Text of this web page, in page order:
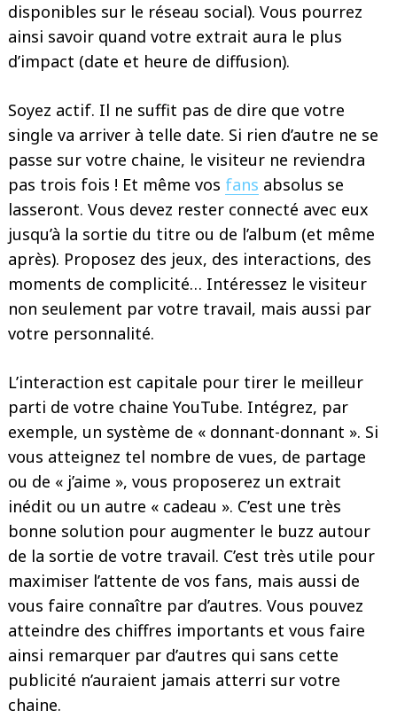
disponibles sur le réseau social). Vous pourrez
ainsi savoir quand votre extrait aura le plus
d’impact (date et heure de diffusion).
Soyez actif. Il ne suffit pas de dire que votre
single va arriver à telle date. Si rien d’autre ne se
passe sur votre chaine, le visiteur ne reviendra
pas trois fois ! Et même vos fans absolus se
lasseront. Vous devez rester connecté avec eux
jusqu’à la sortie du titre ou de l’album (et même
après). Proposez des jeux, des interactions, des
moments de complicité… Intéressez le visiteur
non seulement par votre travail, mais aussi par
votre personnalité.
L’interaction est capitale pour tirer le meilleur
parti de votre chaine YouTube. Intégrez, par
exemple, un système de « donnant-donnant ». Si
vous atteignez tel nombre de vues, de partage
ou de « j’aime », vous proposerez un extrait
inédit ou un autre « cadeau ». C’est une très
bonne solution pour augmenter le buzz autour
de la sortie de votre travail. C’est très utile pour
maximiser l’attente de vos fans, mais aussi de
vous faire connaître par d’autres. Vous pouvez
atteindre des chiffres importants et vous faire
ainsi remarquer par d’autres qui sans cette
publicité n’auraient jamais atterri sur votre
chaine.